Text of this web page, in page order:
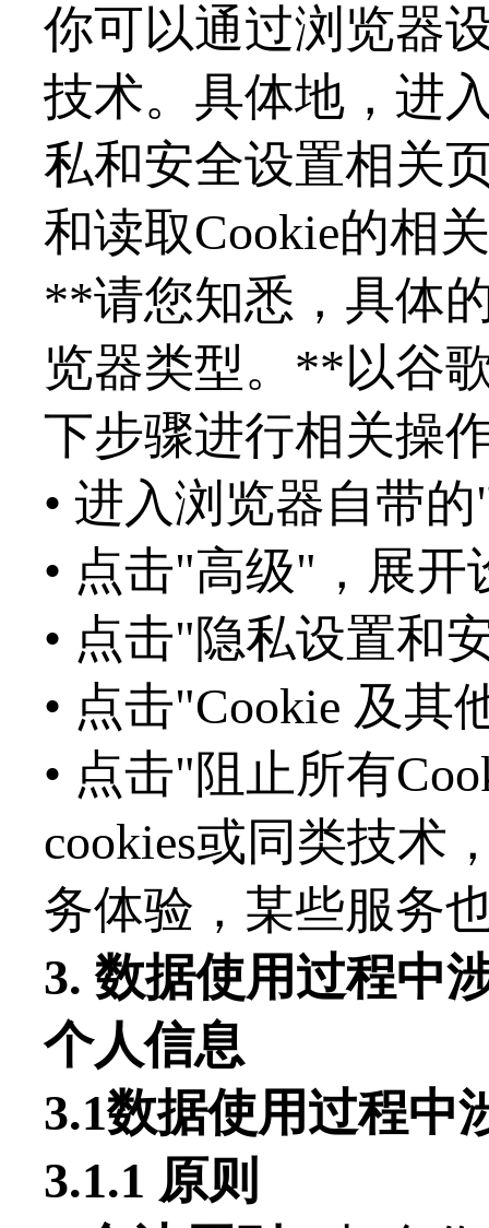
你可以通过浏览器
技术。具体地，进
私和安全设置相关
和读取Cookie的相
**请您知悉，具体
览器类型。**以谷
下步骤进行相关操
• 进入浏览器自带
• 点击"高级"，展开
• 点击"隐私设置和
• 点击"Cookie 及其
• 点击"阻止所有
cookies或同类技术
务体验，某些服务
3. 数据使用过程中
个人信息
3.1数据使用过程中
3.1.1 原则